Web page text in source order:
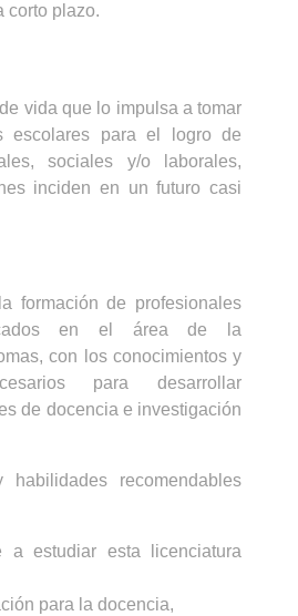
corto plazo.
vida que lo impulsa a tomar
escolares para el logro de
sociales y/o laborales,
inciden en un futuro casi
formación de profesionales
en el área de la
con los conocimientos y
para desarrollar
de docencia e investigación
habilidades recomendables
a estudiar esta licenciatura
para la docencia,